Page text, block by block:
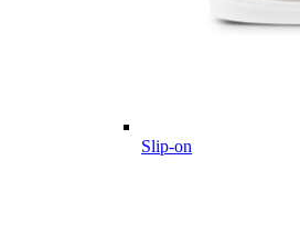
Slip-on